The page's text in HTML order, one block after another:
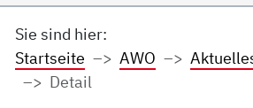
Sie sind hier:
Startseite
AWO
Detail